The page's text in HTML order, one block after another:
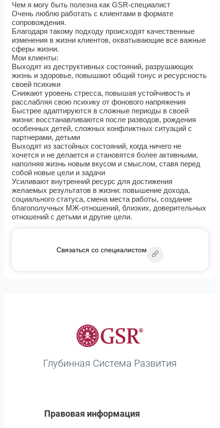
Чем я могу быть полезна как GSR-специалист
Очень люблю работать с клиентами в формате
сопровождения.
Благодаря такому подходу происходят качественные
изменения в жизни клиентов, охватывающие все важные
сферы жизни.
Мои клиенты:
Выходят из деструктивных состояний, разрушающих
жизнь и здоровье, повышают общий тонус и ресурсность
своей психики
Снижают уровень стресса, повышая устойчивость и
расслабляя свою психику от фонового напряжения
Быстрее адаптируются в сложные периоды в своей
жизни: восстанавливаются после разводов, рождения
особенных детей, сложных конфликтных ситуаций с
партнерами, детьми
Выходят из застойных состояний, когда ничего не
хочется и не делается и становятся более активными,
наполняя жизнь новым вкусом и смыслом, ставя перед
собой новые цели и задачи
Усиливают внутренний ресурс для достижения
желаемых результатов в жизни: повышение дохода,
социального статуса, смена места работы, создание
благополучных МЖ-отношений, близких, доверительных
отношений с детьми и другие цели.
Связаться со специалистом
Глубинная Система Развития
Правовая информация